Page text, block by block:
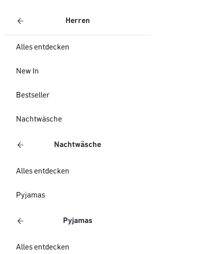
Herren
Alles entdecken
New In
Bestseller
Nachtwäsche
Nachtwäsche
Alles entdecken
Pyjamas
Pyjamas
Alles entdecken